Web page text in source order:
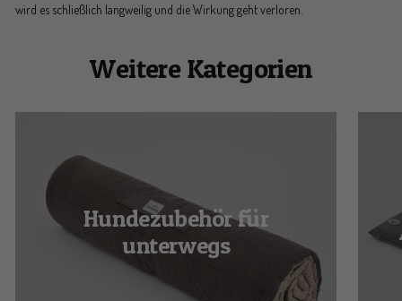
wird es schließlich langweilig und die Wirkung geht verloren.
Weitere Kategorien
Hundezubehör für
unterwegs